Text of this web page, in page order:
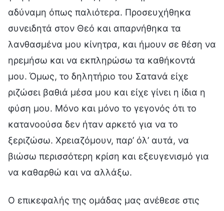
αδύναμη όπως παλιότερα. Προσευχήθηκα
συνειδητά στον Θεό και απαρνήθηκα τα
λανθασμένα μου κίνητρα, και ήμουν σε θέση να
ηρεμήσω και να εκπληρώσω τα καθήκοντά
μου. Όμως, το δηλητήριο του Σατανά είχε
ριζώσει βαθιά μέσα μου και είχε γίνει η ίδια η
φύση μου. Μόνο και μόνο το γεγονός ότι το
κατανοούσα δεν ήταν αρκετό για να το
ξεριζώσω. Χρειαζόμουν, παρ’ όλ’ αυτά, να
βιώσω περισσότερη κρίση και εξευγενισμό για
να καθαρθώ και να αλλάξω.
Ο επικεφαλής της ομάδας μας ανέθεσε στις